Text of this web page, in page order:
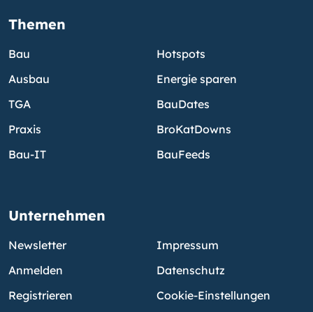
Themen
Bau
Ausbau
TGA
Praxis
Bau-IT
Hotspots
Energie sparen
BauDates
BroKatDowns
BauFeeds
Unternehmen
Newsletter
Anmelden
Registrieren
Impressum
Datenschutz
Cookie-Einstellungen